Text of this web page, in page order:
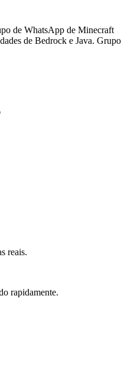
de WhatsApp de Minecraft
de Bedrock e Java. Grupo
reais.
rapidamente.